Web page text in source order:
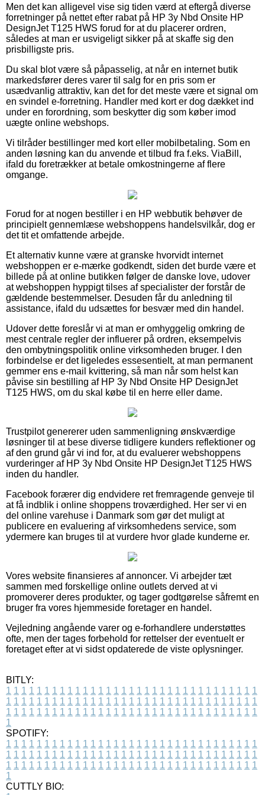
Men det kan alligevel vise sig tiden værd at eftergå diverse
forretninger på nettet efter rabat på HP 3y Nbd Onsite HP
DesignJet T125 HWS forud for at du placerer ordren,
således at man er usvigeligt sikker på at skaffe sig den
prisbilligste pris.
Du skal blot være så påpasselig, at når en internet butik
markedsfører deres varer til salg for en pris som er
usædvanlig attraktiv, kan det for det meste være et signal om
en svindel e-forretning. Handler med kort er dog dækket ind
under en forordning, som beskytter dig som køber imod
uægte online webshops.
Vi tilråder bestillinger med kort eller mobilbetaling. Som en
anden løsning kan du anvende et tilbud fra f.eks. ViaBill,
ifald du foretrækker at betale omkostningerne af flere
omgange.
Forud for at nogen bestiller i en HP webbutik behøver de
principielt gennemlæse webshoppens handelsvilkår, dog er
det tit et omfattende arbejde.
Et alternativ kunne være at granske hvorvidt internet
webshoppen er e-mærke godkendt, siden det burde være et
billede på at online butikken følger de danske love, udover
at webshoppen hyppigt tilses af specialister der forstår de
gældende bestemmelser. Desuden får du anledning til
assistance, ifald du udsættes for besvær med din handel.
Udover dette foreslår vi at man er omhyggelig omkring de
mest centrale regler der influerer på ordren, eksempelvis
den ombytningspolitik online virksomheden bruger. I den
forbindelse er det ligeledes essesentielt, at man permanent
gemmer ens e-mail kvittering, så man når som helst kan
påvise sin bestilling af HP 3y Nbd Onsite HP DesignJet
T125 HWS, om du skal købe til en herre eller dame.
Trustpilot genererer uden sammenligning ønskværdige
løsninger til at bese diverse tidligere kunders reflektioner og
af den grund går vi ind for, at du evaluerer webshoppens
vurderinger af HP 3y Nbd Onsite HP DesignJet T125 HWS
inden du handler.
Facebook forærer dig endvidere ret fremragende genveje til
at få indblik i online shoppens troværdighed. Her ser vi en
del online varehuse i Danmark som gør det muligt at
publicere en evaluering af virksomhedens service, som
ydermere kan bruges til at vurdere hvor glade kunderne er.
Vores website finansieres af annoncer. Vi arbejder tæt
sammen med forskellige online outlets derved at vi
promoverer deres produkter, og tager godtgørelse såfremt en
bruger fra vores hjemmeside foretager en handel.
Vejledning angående varer og e-forhandlere understøttes
ofte, men der tages forbehold for rettelser der eventuelt er
foretaget efter at vi sidst opdaterede de viste oplysninger.
BITLY:
1 1 1 1 1 1 1 1 1 1 1 1 1 1 1 1 1 1 1 1 1 1 1 1 1 1 1 1 1 1 1 1 1
1 1 1 1 1 1 1 1 1 1 1 1 1 1 1 1 1 1 1 1 1 1 1 1 1 1 1 1 1 1 1 1 1
1 1 1 1 1 1 1 1 1 1 1 1 1 1 1 1 1 1 1 1 1 1 1 1 1 1 1 1 1 1 1 1 1
1
SPOTIFY:
1 1 1 1 1 1 1 1 1 1 1 1 1 1 1 1 1 1 1 1 1 1 1 1 1 1 1 1 1 1 1 1 1
1 1 1 1 1 1 1 1 1 1 1 1 1 1 1 1 1 1 1 1 1 1 1 1 1 1 1 1 1 1 1 1 1
1 1 1 1 1 1 1 1 1 1 1 1 1 1 1 1 1 1 1 1 1 1 1 1 1 1 1 1 1 1 1 1 1
1
CUTTLY BIO: